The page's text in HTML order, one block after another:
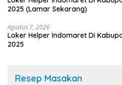
2025 (Lamar Sekarang)
Agustus 7, 2026
Loker Helper Indomaret Di
2025
Resep Masakan